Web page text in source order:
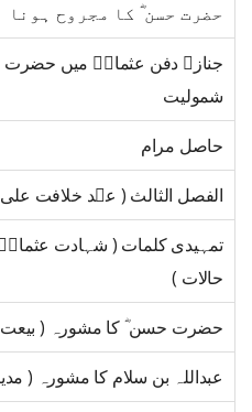
حضرت حسن ؓ کا مجروح ہونا
شمولیت
حاصل مرام
الفصل الثالث ( عہد خلافت
تمہیدی کلمات ( شہادت عثمانؓ
حالات )
حضرت حسن ؓ کا مشورہ ( بیعت
عبداللہ بن سلام کا مشورہ (